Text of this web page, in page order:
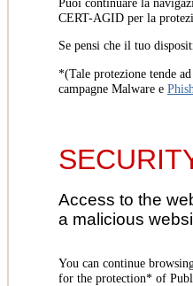
CERT-AGID per la
Se pensi che il tuo
*(Tale protezione tende
campagne Malware e
Access to the
a malicious
You can continue
for the protection* of